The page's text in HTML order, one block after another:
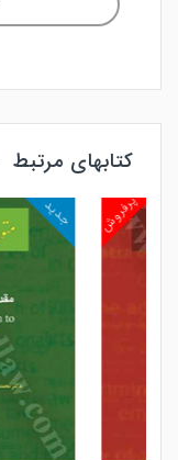
کتابهای مرتبط
مشاهده و خرید
جدید